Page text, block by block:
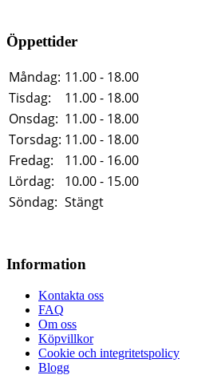
Öppettider
Måndag: 11.00 - 18.00
Tisdag:
11.00 - 18.00
Onsdag: 11.00 - 18.00
Torsdag: 11.00 - 18.00
Fredag:
11.00 - 16.00
Lördag:
10.00 - 15.00
Söndag: Stängt
Information
Kontakta oss
FAQ
Om oss
Köpvillkor
Cookie och integritetspolicy
Blogg